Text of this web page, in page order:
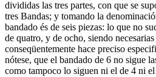
divididas las tres partes, con que se
tres Bandas; y tomando la
bandado és de seis piezas: lo que no
de quatro, y de ocho, siendo
conseqüentemente hace preciso
nótese, que el bandado de 6 no sigue
como tampoco lo siguen ni el de 4 ni